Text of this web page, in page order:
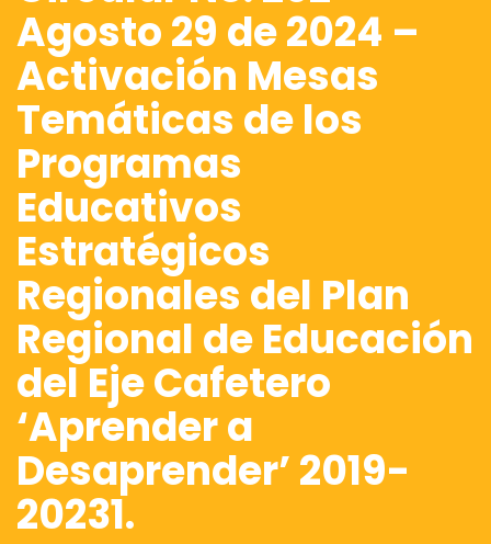
Agosto 29 de 2024 –
Activación Mesas
Temáticas de los
Programas
Educativos
Estratégicos
Regionales del Plan
Regional de Educación
del Eje Cafetero
‘Aprender a
Desaprender’ 2019-
20231.